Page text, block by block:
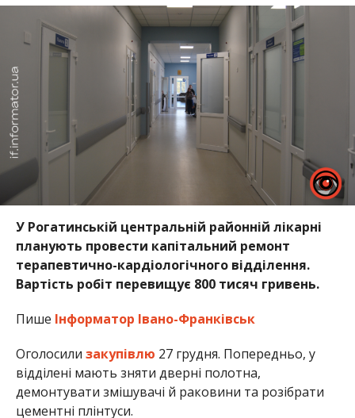
У Рогатинській центральній районній лікарні
планують провести капітальний ремонт
терапевтично-кардіологічного відділення.
Вартість робіт перевищує 800 тисяч гривень.
Пише Інформатор Івано-Франківськ
Оголосили закупівлю 27 грудня. Попередньо, у
відділені мають зняти дверні полотна,
демонтувати змішувачі й раковини та розібрати
цементні плінтуси.